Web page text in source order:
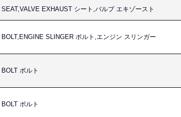
SEAT,VALVE EXHAUST シート,バルブ エキゾースト
BOLT,ENGINE SLINGER ボルト,エンジン スリンガー
BOLT ボルト
BOLT ボルト